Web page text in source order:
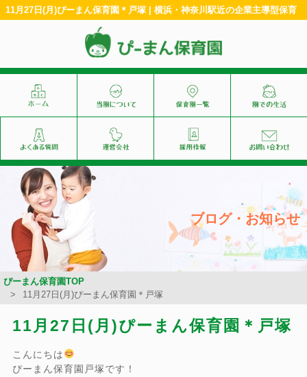
11月27日(月)ぴーまん保育園＊戸塚 | 横浜・神奈川駅近の企業主導型保育
ブログ・お知らせ
ぴーまん保育園TOP
11月27日(月)ぴーまん保育園＊戸塚
11月27日(月)ぴーまん保育園＊戸塚
こんにちは
ぴーまん保育園戸塚です！